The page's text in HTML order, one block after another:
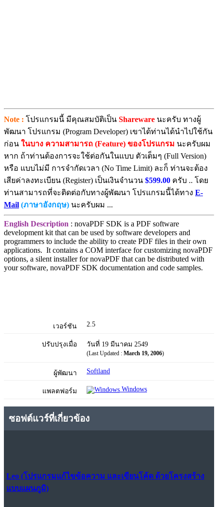
Note : โปรแกรมนี้ มีคุณสมบัติเป็น Shareware นะครับ ทางผู้
พัฒนา โปรแกรม (Program Developer) เขาได้ท่านได้นำไปใช้กัน
ก่อน ในบาง ความสามารถ (Feature) ของโปรแกรม นะครับผม
หาก ถ้าท่านต้องการจะใช้ต่อกันในแบบ ตัวเต็มๆ (Full Version)
หรือ แบบไม่มี การจำกัดเวลา (No Time Limit) ละก็ ท่านจะต้อง
เสียค่าลงทะเบียน (Register) เป็นเงินจำนวน $599.00 ครับ .. โดย
ท่านสามารถที่จะติดต่อกับทางผู้พัฒนา โปรแกรมนี้ได้ทาง E-
Mail (ภาษาอังกฤษ) นะครับผม ...
English Description : novaPDF SDK is a PDF software
development kit that can be used by software developers and
programmers to include the ability to create PDF files in their own
applications. It contains a COM interface for customizing novaPDF
options, a silent installer for novaPDF that can be distributed with
your software, novaPDF SDK documentation and code samples.
เวอร์ชัน 2.5
ปรับปรุงเมื่อ วันที่ 19 มีนาคม 2549
(Last Updated : March 19, 2006)
ผู้พัฒนา Softland
แพลตฟอร์ม Windows
ซอฟต์แวร์ที่เกี่ยวข้อง
Leo (โปรแกรมแก้ไขข้อความ และเขียนโค้ด ด้วยโครงสร้าง
แบบแผนภูมิ)